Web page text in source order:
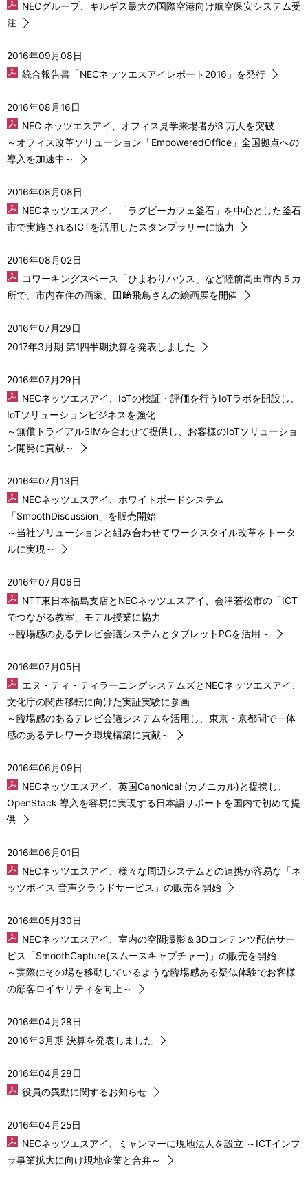
NECグループ、キルギス最大の国際空港向け航空保安システム受
注
2016年09月08日
統合報告書「NECネッツエスアイレポート2016」を発行
2016年08月16日
NEC ネッツエスアイ、オフィス⾒学来場者が3 万人を突破
～オフィス改革ソリューション「EmpoweredOffice」全国拠点への
導入を加速中～
2016年08月08日
NECネッツエスアイ、「ラグビーカフェ釜石」を中心とした釜石
市で実施されるICTを活用したスタンプラリーに協力
2016年08月02日
コワーキングスペース「ひまわりハウス」など陸前高田市内５カ
所で、市内在住の画家、田﨑飛鳥さんの絵画展を開催
2016年07月29日
2017年3月期 第1四半期決算を発表しました
2016年07月29日
NECネッツエスアイ、IoTの検証・評価を行うIoTラボを開設し、
IoTソリューションビジネスを強化
～無償トライアルSIMを合わせて提供し、お客様のIoTソリューショ
ン開発に貢献～
2016年07月13日
NECネッツエスアイ、ホワイトボードシステム
「SmoothDiscussion」を販売開始
～当社ソリューションと組み合わせてワークスタイル改革をトータ
ルに実現～
2016年07月06日
NTT東日本福島支店とNECネッツエスアイ、会津若松市の「ICT
でつながる教室」モデル授業に協力
～臨場感のあるテレビ会議システムとタブレットPCを活用～
2016年07月05日
エヌ・ティ・ティラーニングシステムズとNECネッツエスアイ、
文化庁の関西移転に向けた実証実験に参画
～臨場感のあるテレビ会議システムを活用し、東京・京都間で一体
感のあるテレワーク環境構築に貢献～
2016年06月09日
NECネッツエスアイ、英国Canonical (カノニカル)と提携し、
OpenStack 導入を容易に実現する日本語サポートを国内で初めて提
供
2016年06月01日
NECネッツエスアイ、様々な周辺システムとの連携が容易な「ネ
ッツボイス 音声クラウドサービス」の販売を開始
2016年05月30日
NECネッツエスアイ、室内の空間撮影＆3Dコンテンツ配信サー
ビス「SmoothCapture(スムースキャプチャー)」の販売を開始
～実際にその場を移動しているような臨場感ある疑似体験でお客様
の顧客ロイヤリティを向上～
2016年04月28日
2016年3月期 決算を発表しました
2016年04月28日
役員の異動に関するお知らせ
2016年04月25日
NECネッツエスアイ、ミャンマーに現地法人を設立 ～ICTインフ
ラ事業拡大に向け現地企業と合弁～